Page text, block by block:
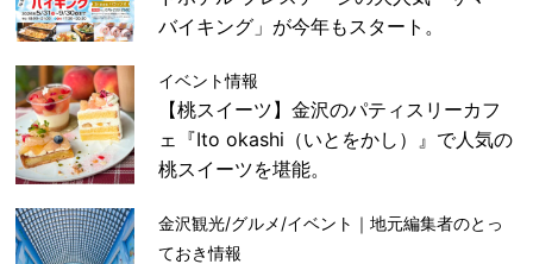
バイキング」が今年もスタート。
イベント情報
【桃スイーツ】金沢のパティスリーカフ
ェ『Ito okashi（いとをかし）』で人気の
桃スイーツを堪能。
金沢観光/グルメ/イベント｜地元編集者のとっ
ておき情報